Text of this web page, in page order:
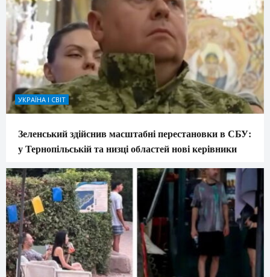
УКРАЇНА І СВІТ
Зеленський здійснив масштабні перестановки в СБУ:
у Тернопільській та низці областей нові керівники